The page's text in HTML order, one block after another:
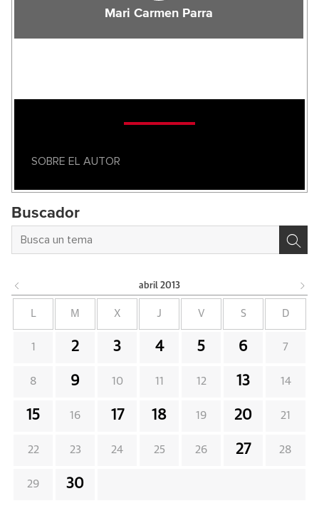
Mari Carmen Parra
SOBRE EL AUTOR
Buscador
abril 2013
M X J V S D
1 2 3 4 5 6 7
8 9 10 11 12 13 14
15 16 17 18 19 20 21
22 23 24 25 26 27 28
29 30